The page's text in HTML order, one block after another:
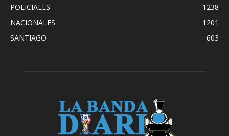
POLICIALES
1238
NACIONALES
1201
SANTIAGO
603